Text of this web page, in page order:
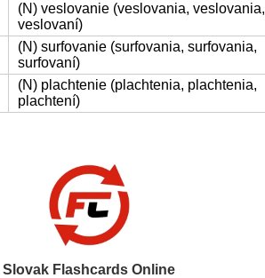
(N) veslovanie (veslovania, veslovania,
veslovaní)
(N) surfovanie (surfovania, surfovania,
surfovaní)
(N) plachtenie (plachtenia, plachtenia,
plachtení)
Slovak Flashcards Online